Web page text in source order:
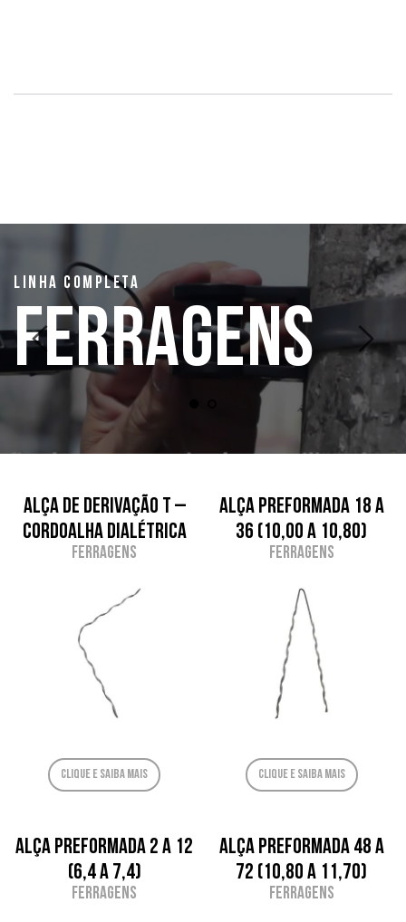
LINHA COMPLETA
FERRAGENS
Alça de Derivação T –
Cordoalha Dialétrica
Ferragens
Clique e saiba mais
Alça Preformada 18 a
36 (10,00 a 10,80)
Ferragens
Clique e saiba mais
Alça Preformada 2 a 12
(6,4 a 7,4)
Ferragens
Alça Preformada 48 a
72 (10,80 a 11,70)
Ferragens